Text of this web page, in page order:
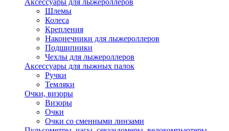
Аксессуары для лыжероллеров
Шлемы
Колеса
Крепления
Наконечники для лыжероллеров
Подшипники
Чехлы для лыжероллеров
Аксессуары для лыжных палок
Ручки
Темляки
Очки, визоры
Визоры
Очки
Очки со сменными линзами